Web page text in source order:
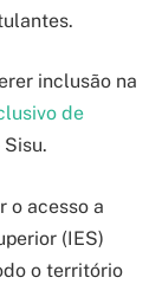
inclusão na
de
o acesso a
(IES)
o território